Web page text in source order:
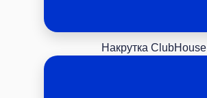
Накрутка ClubHouse